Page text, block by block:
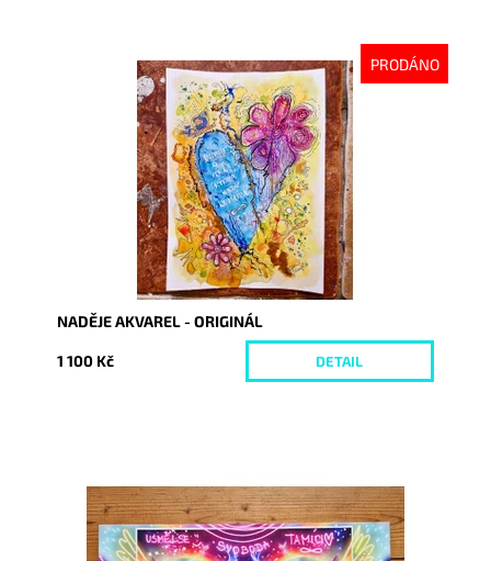
PRODÁNO
Dostupnost:
Vyprodáno
9367
NADĚJE AKVAREL - ORIGINÁL
1 100 Kč DETAIL
Dostupnost:
Skladem
Kód:
9370